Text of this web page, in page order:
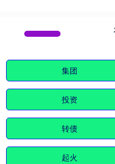
集团
投资
转债
起火